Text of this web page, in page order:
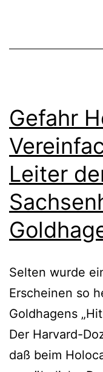
Gefahr
Leiter
Selten wurde
Erscheinen so
Goldhagens
Der Harvard-
daß beim